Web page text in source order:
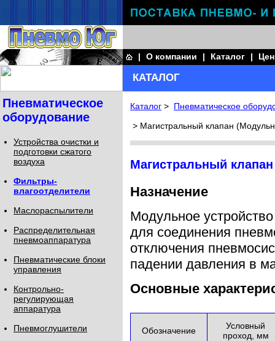
| О компании | Каталог |
КАТАЛОГ
Пневматическое
оборудование
Устройства очистки и
подготовки сжатого
воздуха
Фильтры-
влагоотделители
Маслораспылители
Распределительная
пневмоаппаратура
Пневматические блоки
управления
Контрольно-
регулирующая
аппаратура
Пневмоглушители
Каталог > Пневматическое
> Магистральный клапан
Магистральный
Назначение
Модульное
для соединения
отключения
падении давления в
Основные
Обозначение
Условный
проход, мм